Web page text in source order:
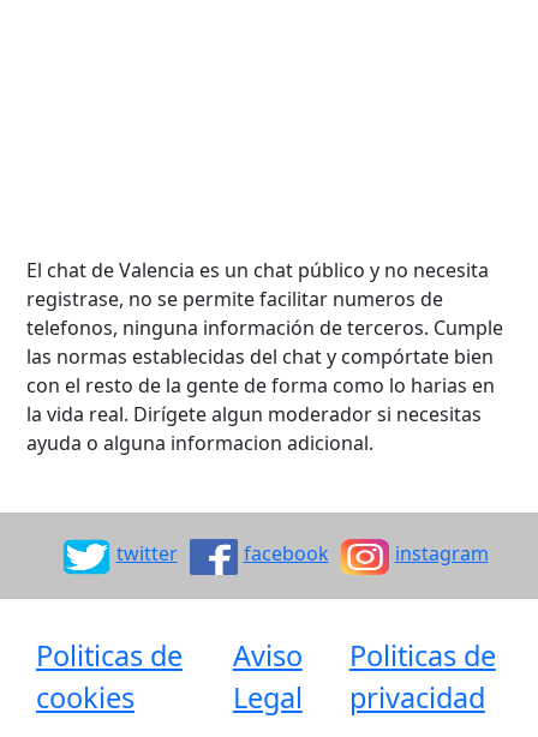
El chat de Valencia es un chat público y no necesita
registrase, no se permite facilitar numeros de
telefonos, ninguna información de terceros. Cumple
las normas establecidas del chat y compórtate bien
con el resto de la gente de forma como lo harias en
la vida real. Dirígete algun moderador si necesitas
ayuda o alguna informacion adicional.
twitter facebook instagram
Politicas de
cookies
Aviso
Legal
Politicas de
privacidad